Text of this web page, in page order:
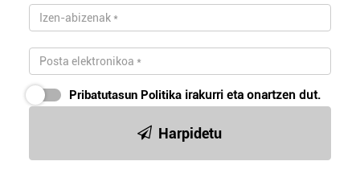
Pribatutasun Politika irakurri eta onartzen dut.
Harpidetu